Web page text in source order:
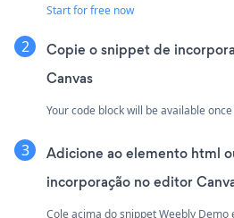
Start for free now
Copie o snippet de
Canvas
Your code block will be available
Adicione ao elemento html
incorporação no editor
Cole acima do snippet Weebly